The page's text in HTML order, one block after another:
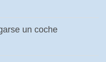
un coche